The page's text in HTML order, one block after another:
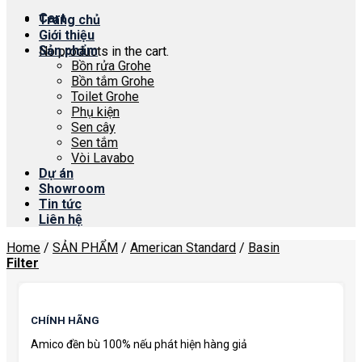
Cart
No products in the cart.
Trang chủ
Giới thiệu
Sản phẩm
Bồn rửa Grohe
Bồn tắm Grohe
Toilet Grohe
Phụ kiện
Sen cây
Sen tắm
Vòi Lavabo
Dự án
Showroom
Tin tức
Liên hệ
Home / SẢN PHẨM / American Standard / Basin
Filter
CHÍNH HÃNG
Amico đền bù 100% nếu phát hiện hàng giả